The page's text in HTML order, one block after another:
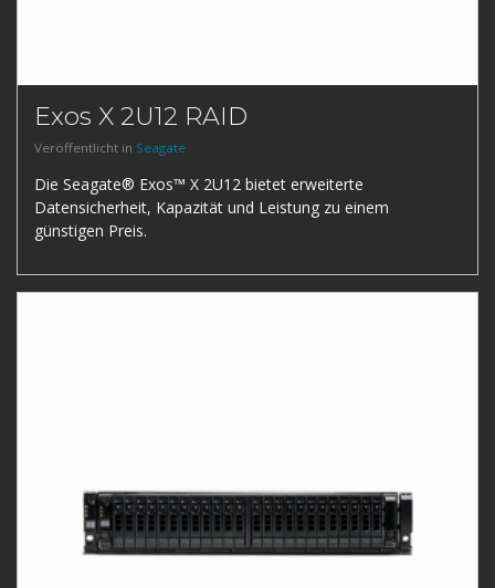
Exos X 2U12 RAID
Veröffentlicht in Seagate
Die Seagate® Exos™ X 2U12 bietet erweiterte
Datensicherheit, Kapazität und Leistung zu einem
günstigen Preis.